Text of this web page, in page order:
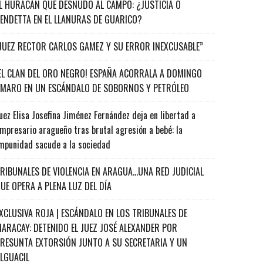
HURACÁN QUE DESNUDÓ AL CAMPO: ¿JUSTICIA O
EN EL LLANURAS DE GUARICO?
RECTOR CARLOS GAMEZ Y SU ERROR INEXCUSABLE”
CLAN DEL ORO NEGRO! ESPAÑA ACORRALA A DOMINGO
EN UN ESCÁNDALO DE SOBORNOS Y PETRÓLEO
Elisa Josefina Jiménez Fernández deja en libertad a
aragueño tras brutal agresión a bebé: la
sacude a la sociedad
DE VIOLENCIA EN ARAGUA…UNA RED JUDICIAL
OPERA A PLENA LUZ DEL DÍA
ROJA | ESCÁNDALO EN LOS TRIBUNALES DE
DETENIDO EL JUEZ JOSÉ ALEXANDER POR
EXTORSIÓN JUNTO A SU SECRETARIA Y UN